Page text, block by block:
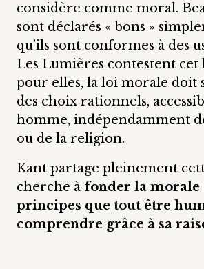
considère comme moral.
sont déclarés « bons »
qu’ils sont conformes à des
Les Lumières contestent cet
pour elles, la loi morale doit
des choix rationnels,
homme, indépendamment
ou de la religion.
Kant partage pleinement
cherche à fonder la morale
principes que tout être
comprendre grâce à sa